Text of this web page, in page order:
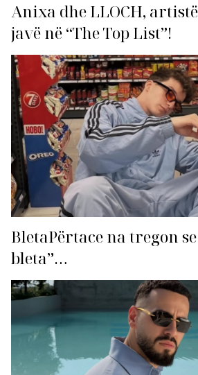
Anixa dhe LLOCH,
javë në “The Top List”!
BletaPërtace na tregon
bleta”…